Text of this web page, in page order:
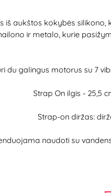
iš aukštos kokybės
ir metalo, kurie
du galingus motorus su 7
Strap On ilgis - 25,5
Strap-on diržas:
naudoti su